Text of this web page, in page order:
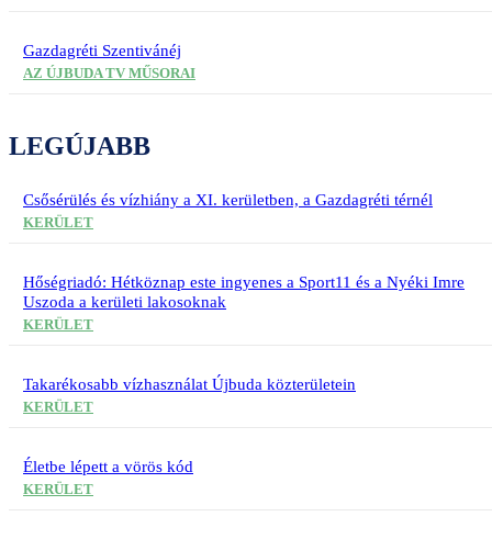
LEGÚJABB
Csősérülés és vízhiány a XI. kerületben, a Gazdagréti térnél
KERÜLET
Hőségriadó: Hétköznap este ingyenes a Sport11 és a Nyéki Imre
Uszoda a kerületi lakosoknak
KERÜLET
Takarékosabb vízhasználat Újbuda közterületein
KERÜLET
Életbe lépett a vörös kód
KERÜLET
Gazdagréti Szentivánéj
AZ ÚJBUDA TV MŰSORAI